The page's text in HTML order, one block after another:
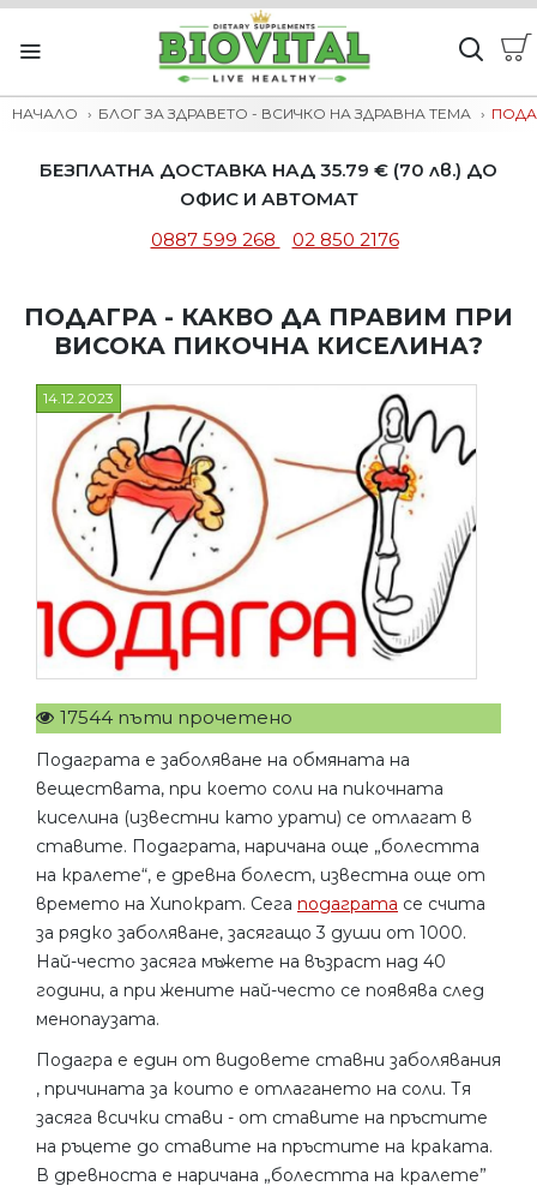
НАЧАЛО БЛОГ ЗА ЗДРАВЕТО - ВСИЧКО НА ЗДРАВНА ТЕМА
БЕЗПЛАТНА ДОСТАВКА НАД 35.79 € (70 лв.) ДО
ОФИС И АВТОМАТ
0887 599 268
02 850 2176
ПОДАГРА - КАКВО ДА ПРАВИМ ПРИ
ВИСОКА ПИКОЧНА КИСЕЛИНА?
14.12.2023
17544 пъти прочетено
Подаграта е заболяване на обмяната на
веществата, при което соли на пикочната
киселина (известни като урати) се отлагат в
ставите. Подаграта, наричана още „болестта
на кралете“, е древна болест, известна още от
времето на Хипократ. Сега подаграта се счита
за рядко заболяване, засягащо 3 души от 1000.
Най-често засяга мъжете на възраст над 40
години, а при жените най-често се появява след
менопаузата.
Подагра е един от видовете ставни заболявания
, причината за които е отлагането на соли. Тя
засяга всички стави - от ставите на пръстите
на ръцете до ставите на пръстите на краката.
В древноста е наричана „болестта на кралете”